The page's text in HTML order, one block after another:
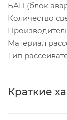
БАП (блок
Количество
Материал
Тип
Краткие